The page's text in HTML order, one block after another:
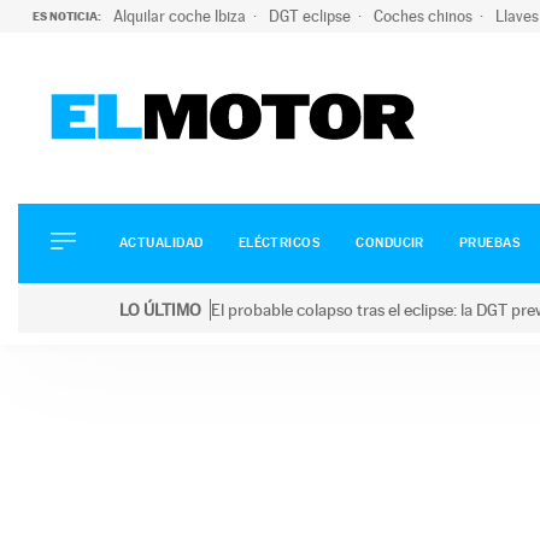
ES NOTICIA: Alquilar coche Ibiza DGT eclipse Coches chinos
ELÉCTRICOS
CONDUCIR
ACTUALIDAD ELÉCTRICOS CONDUCIR PRUEBAS
LO ÚLTIMO El probable colapso tras el eclipse: la DGT